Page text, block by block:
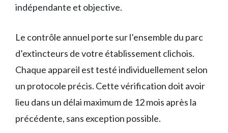
indépendante et objective.
Le contrôle annuel porte sur l’ensemble du parc
d’extincteurs de votre établissement clichois.
Chaque appareil est testé individuellement selon
un protocole précis. Cette vérification doit avoir
lieu dans un délai maximum de 12 mois après la
précédente, sans exception possible.